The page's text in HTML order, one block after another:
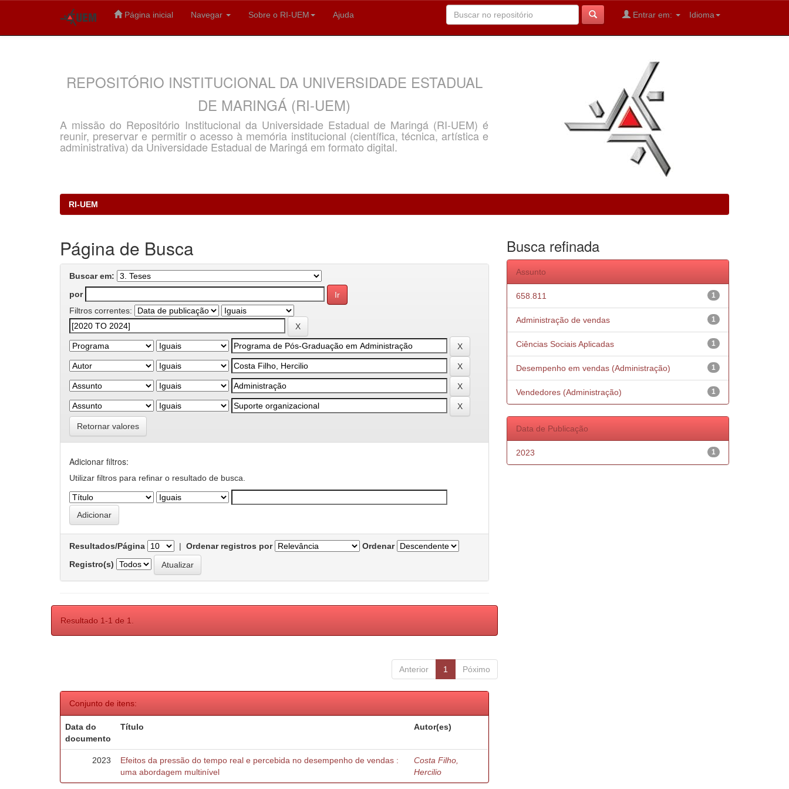
Página inicial Navegar Sobre o RI-UEM Ajuda Idioma
Entrar em:
REPOSITÓRIO INSTITUCIONAL DA UNIVERSIDADE ESTADUAL
DE MARINGÁ (RI-UEM)
A missão do Repositório Institucional da Universidade Estadual de Maringá (RI-UEM) é
reunir, preservar e permitir o acesso à memória institucional (científica, técnica, artística e
administrativa) da Universidade Estadual de Maringá em formato digital.
RI-UEM
Página de Busca
Buscar em:
por
Filtros correntes:
Retornar valores
Adicionar filtros:
Utilizar filtros para refinar o resultado de busca.
Resultados/Página | Ordenar registros por
Ordenar
Registro(s)
Resultado 1-1 de 1.
Anterior 1 Póximo
Conjunto de itens:
Data do
documento
Título Autor(es)
2023
Efeitos da pressão do tempo real e percebida no desempenho de vendas :
uma abordagem multinível
Costa Filho,
Hercilio
Busca refinada
Assunto
1
658.811
1
Administração de vendas
1
Ciências Sociais Aplicadas
1
Desempenho em vendas (Administração)
1
Vendedores (Administração)
Data de Publicação
1
2023